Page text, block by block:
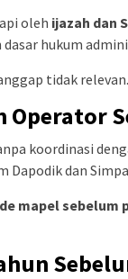
oleh ijazah dan
hukum
tidak relevan.
Operator
koordinasi
Dapodik dan
mapel sebelum